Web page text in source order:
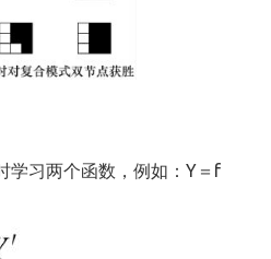
学习两个函数，例如：Y＝f